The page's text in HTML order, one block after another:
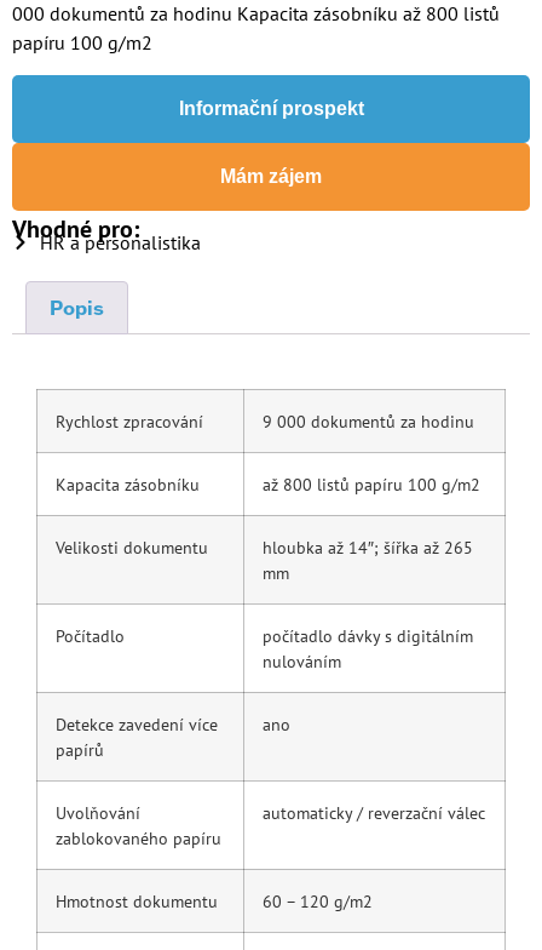
000 dokumentů za hodinu Kapacita zásobníku až 800 listů
papíru 100 g/m2
Informační prospekt
Mám zájem
Vhodné pro:
HR a personalistika
Popis
Rychlost zpracování 9 000 dokumentů za hodinu
Kapacita zásobníku až 800 listů papíru 100 g/m2
Velikosti dokumentu
hloubka až 14″; šířka až 265
mm
Počítadlo
počítadlo dávky s digitálním
nulováním
Detekce zavedení více
papírů
ano
Uvolňování
zablokovaného papíru
automaticky / reverzační válec
Hmotnost dokumentu 60 – 120 g/m2